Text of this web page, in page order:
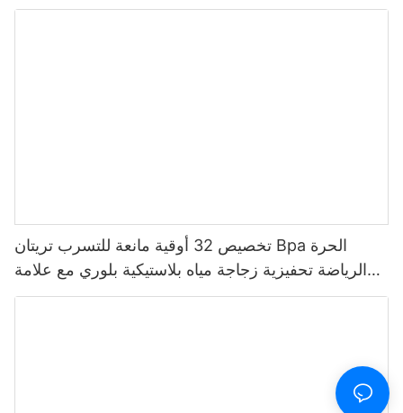
تخصيص 32 أوقية مانعة للتسرب تريتان Bpa الحرة
الرياضة تحفيزية زجاجة مياه بلاستيكية بلوري مع علامة
الوقت العرض متعدد الألوان